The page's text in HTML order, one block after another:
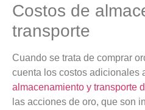
Costos de
transporte
Cuando se trata de comprar
cuenta los costos adicionales
almacenamiento y transporte
las acciones de oro, que son